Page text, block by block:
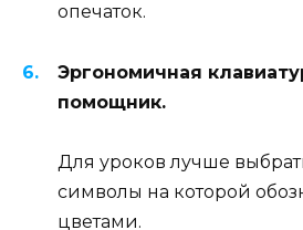
опечаток.
Эргономичная
помощник.
Для уроков лучше
символы на которой
цветами.